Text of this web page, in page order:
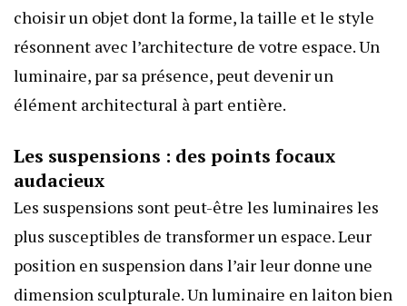
choisir un objet dont la forme, la taille et le style
résonnent avec l’architecture de votre espace. Un
luminaire, par sa présence, peut devenir un
élément architectural à part entière.
Les suspensions : des points focaux
audacieux
Les suspensions sont peut-être les luminaires les
plus susceptibles de transformer un espace. Leur
position en suspension dans l’air leur donne une
dimension sculpturale. Un luminaire en laiton bien